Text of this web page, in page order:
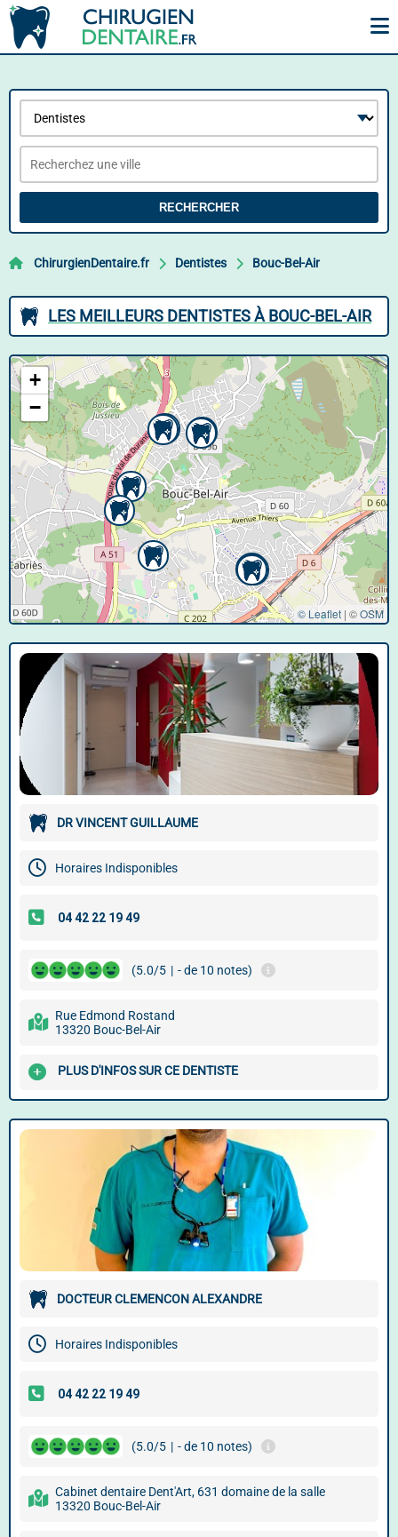
RECHERCHER
ChirurgienDentaire.fr Dentistes Bouc-Bel-Air
LES MEILLEURS DENTISTES À BOUC-BEL-AIR
+
−
© Leaflet | ©OSM
DR VINCENT GUILLAUME
Horaires Indisponibles
(5.0/5 | - de 10 notes)
Rue Edmond Rostand
13320 Bouc-Bel-Air
PLUS D'INFOS SUR CE DENTISTE
DOCTEUR CLEMENCON ALEXANDRE
Horaires Indisponibles
(5.0/5 | - de 10 notes)
Cabinet dentaire Dent'Art, 631 domaine de la salle
13320 Bouc-Bel-Air